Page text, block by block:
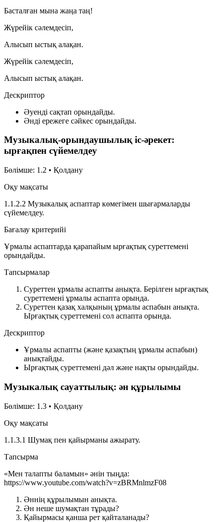
Басталған мына жаңа таң!
Жүрейік сәлемдесіп,
Алысып ыстық алақан.
Жүрейік сәлемдесіп,
Алысып ыстық алақан.
Дескриптор
Әуенді сақтап орындайды.
Әнді ережеге сәйкес орындайды.
Музыкалық-орындаушылық іс-әрекет:
ырғақпен сүйемелдеу
Бөлімше: 1.2 • Қолдану
Оқу мақсаты
1.1.2.2 Музыкалық аспаптар көмегімен шығармаларды
сүйемелдеу.
Бағалау критерийі
Ұрмалы аспаптарда қарапайым ырғақтық суреттемені
орындайды.
Тапсырмалар
Суреттен ұрмалы аспапты анықта. Берілген ырғақтық
суреттемені ұрмалы аспапта орында.
Суреттен қазақ халқының ұрмалы аспабын анықта.
Ырғақтық суреттемені сол аспапта орында.
Дескриптор
Ұрмалы аспапты (және қазақтың ұрмалы аспабын)
анықтайды.
Ырғақтық суреттемені дәл және нақты орындайды.
Музыкалық сауаттылық: ән құрылымы
Бөлімше: 1.3 • Қолдану
Оқу мақсаты
1.1.3.1 Шумақ пен қайырманы ажырату.
Тапсырма
«Мен талапты баламын» әнін тыңда:
https://www.youtube.com/watch?v=zBRMnlmzF08
Әннің құрылымын анықта.
Ән неше шумақтан тұрады?
Қайырмасы қанша рет қайталанады?